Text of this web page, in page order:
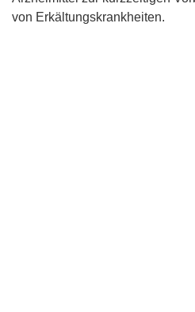
von Erkältungskrankheiten.